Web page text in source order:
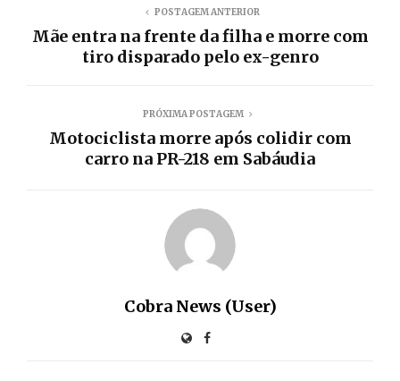
POSTAGEM ANTERIOR
Mãe entra na frente da filha e morre com
tiro disparado pelo ex-genro
PRÓXIMA POSTAGEM
Motociclista morre após colidir com
carro na PR-218 em Sabáudia
Cobra News (User)